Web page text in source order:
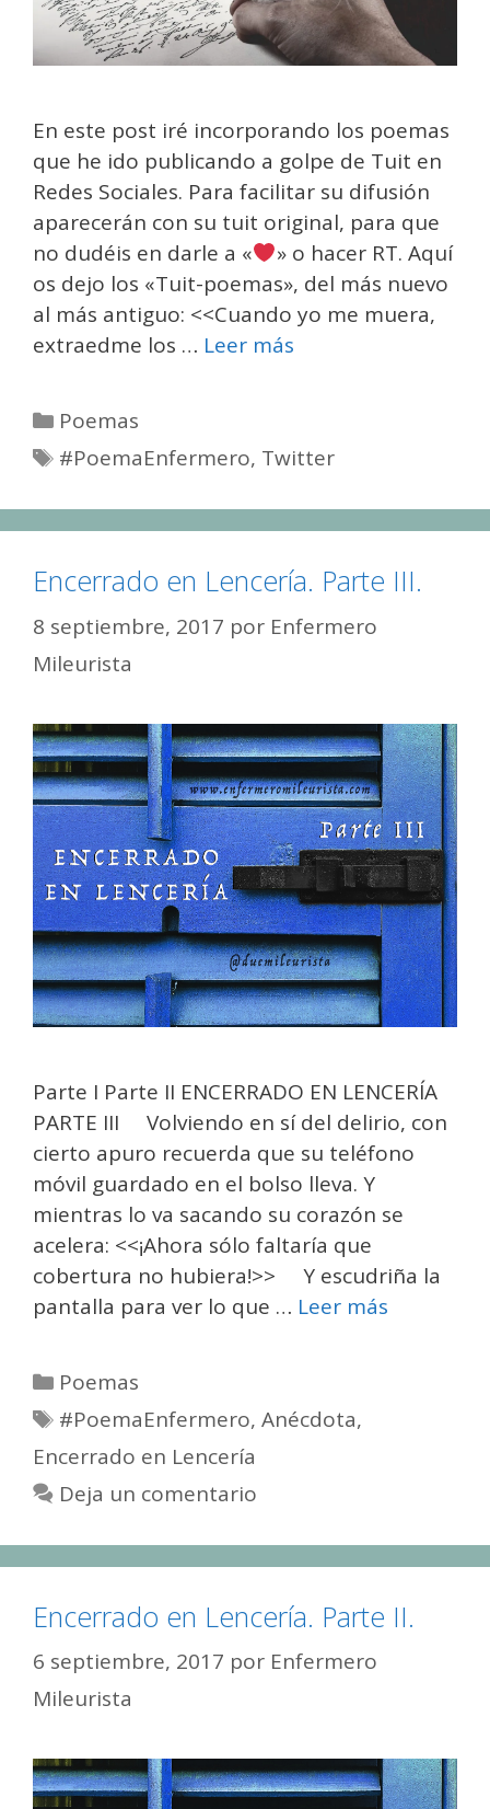
En este post iré incorporando los poemas
que he ido publicando a golpe de Tuit en
Redes Sociales. Para facilitar su difusión
aparecerán con su tuit original, para que
no dudéis en darle a «
» o hacer RT. Aquí
os dejo los «Tuit-poemas», del más nuevo
al más antiguo: <<Cuando yo me muera,
extraedme los … Leer más
Categorías
Poemas
Etiquetas
#PoemaEnfermero, Twitter
Encerrado en Lencería. Parte III.
8 septiembre, 2017 por Enfermero
Mileurista
Parte I Parte II ENCERRADO EN LENCERÍA
PARTE III Volviendo en sí del delirio, con
cierto apuro recuerda que su teléfono
móvil guardado en el bolso lleva. Y
mientras lo va sacando su corazón se
acelera: <<¡Ahora sólo faltaría que
cobertura no hubiera!>> Y escudriña la
pantalla para ver lo que … Leer más
Categorías
Poemas
Etiquetas
#PoemaEnfermero,Anécdota,
Encerrado en Lencería
Deja un comentario
Encerrado en Lencería. Parte II.
6 septiembre, 2017 por Enfermero
Mileurista